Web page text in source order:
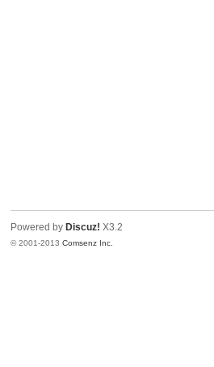
Powered by Discuz! X3.2
© 2001-2013Comsenz Inc.